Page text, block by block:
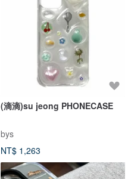
(滴滴)su jeong PHONECASE
bys
NT$ 1,263